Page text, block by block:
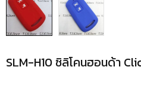
SLM-H10 ซิลิโคนฮอนด้า